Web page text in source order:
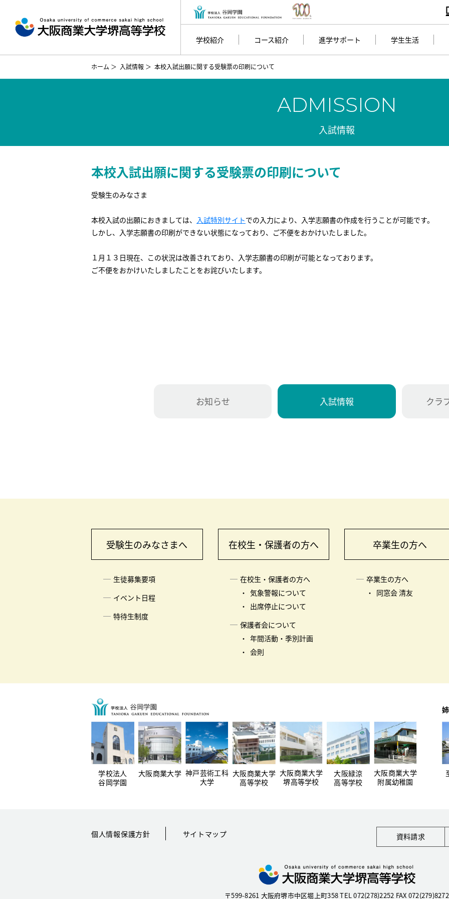
学校紹介 コース紹介 進学サポート 学生生活
ホーム ＞ 入試情報 ＞ 本校入試出願に関する受験票の印刷について
ADMISSION
入試情報
本校入試出願に関する受験票の印刷について
受験生のみなさま
本校入試の出願におきましては、 入試特別サイトでの入力により、入学志願書の作成を行うことが可能です。
しかし、入学志願書の印刷ができない状態になっており、ご不便をおかけいたしました。
１月１３日現在、この状況は改善されており、入学志願書の印刷が可能となっております。
ご不便をおかけいたしましたことをお詫びいたします。
お知らせ 入試情報 クラ
受験生のみなさまへ
生徒募集要項
イベント日程
特待生制度
在校生・保護者の方へ
在校生・保護者の方へ
気象警報について
出席停止について
保護者会について
年間活動・季別計画
会則
卒業生の方へ
卒業生の方へ
同窓会 清友
学校法人
谷岡学園
大阪商業大学 神戸芸術工科
大学
大阪商業大学
高等学校
大阪商業大学
堺高等学校
大阪緑涼
高等学校
大阪商業大学
附属幼稚園
個人情報保護方針 サイトマップ 資料請求
〒599-8261 大阪府堺市中区堀上町358TEL 072(278)2252 FAX 072(279)8272